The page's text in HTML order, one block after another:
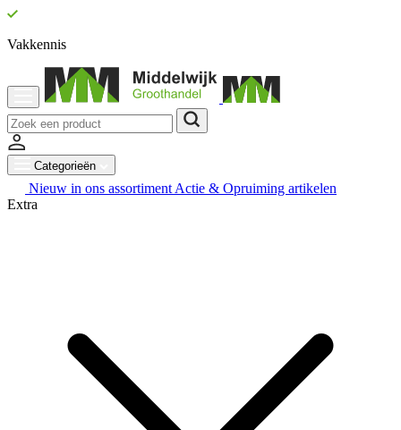
Vakkennis
Categorieën
Nieuw in ons assortiment Actie & Opruiming artikelen
Extra